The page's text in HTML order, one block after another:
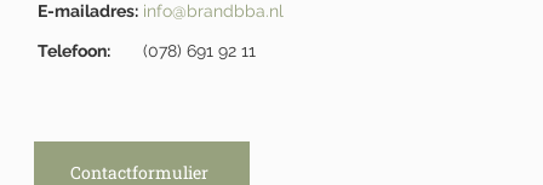
E-mailadres: info@brandbba.nl
Telefoon: (078) 691 92 11
Contactformulier